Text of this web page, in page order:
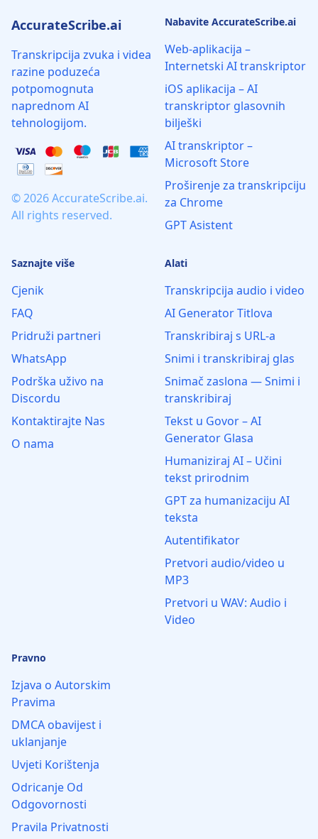
AccurateScribe.ai
Transkripcija zvuka i videa
razine poduzeća
potpomognuta
naprednom AI
tehnologijom.
© 2026 AccurateScribe.ai.
All rights reserved.
Nabavite AccurateScribe.ai
Web-aplikacija –
Internetski AI transkriptor
iOS aplikacija – AI
transkriptor glasovnih
bilješki
AI transkriptor –
Microsoft Store
Proširenje za transkripciju
za Chrome
GPT Asistent
Saznajte više
Cjenik
FAQ
Pridruži partneri
WhatsApp
Podrška uživo na
Discordu
Kontaktirajte Nas
O nama
Alati
Transkripcija audio i video
AI Generator Titlova
Transkribiraj s URL-a
Snimi i transkribiraj glas
Snimač zaslona — Snimi i
transkribiraj
Tekst u Govor – AI
Generator Glasa
Humaniziraj AI – Učini
tekst prirodnim
GPT za humanizaciju AI
teksta
Autentifikator
Pretvori audio/video u
MP3
Pretvori u WAV: Audio i
Video
Pravno
Izjava o Autorskim
Pravima
DMCA obavijest i
uklanjanje
Uvjeti Korištenja
Odricanje Od
Odgovornosti
Pravila Privatnosti